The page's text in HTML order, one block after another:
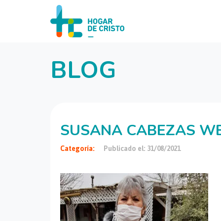
BLOG
SUSANA CABEZAS
Categoría: Publicado el: 31/08/2021